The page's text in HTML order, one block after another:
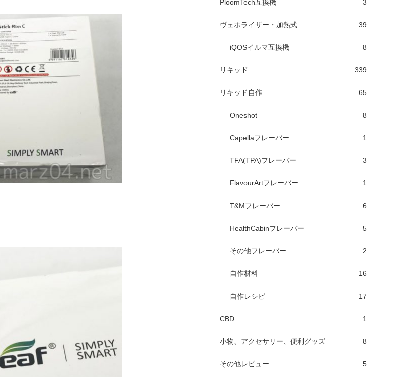
PloomTech互換機 3
ヴェポライザー・加熱式 39
iQOSイルマ互換機 8
リキッド 339
リキッド自作 65
Oneshot 8
Capellaフレーバー 1
TFA(TPA)フレーバー 3
FlavourArtフレーバー 1
T&Mフレーバー 6
HealthCabinフレーバー 5
その他フレーバー 2
自作材料 16
自作レシピ 17
CBD 1
小物、アクセサリー、便利グッズ 8
その他レビュー 5